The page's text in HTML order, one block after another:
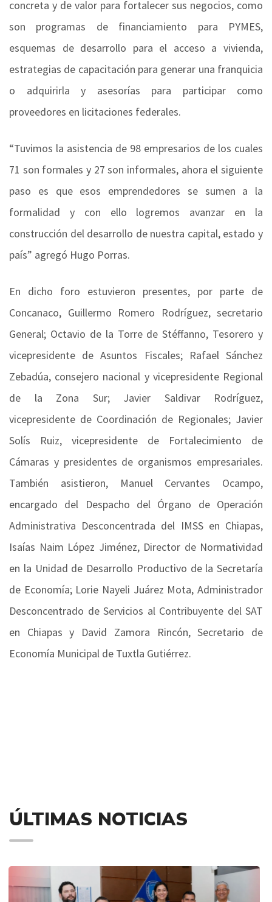
concreta y de valor para fortalecer sus negocios, como
son programas de financiamiento para PYMES,
esquemas de desarrollo para el acceso a vivienda,
estrategias de capacitación para generar una franquicia
o adquirirla y asesorías para participar como
proveedores en licitaciones federales.
“Tuvimos la asistencia de 98 empresarios de los cuales
71 son formales y 27 son informales, ahora el siguiente
paso es que esos emprendedores se sumen a la
formalidad y con ello logremos avanzar en la
construcción del desarrollo de nuestra capital, estado y
país” agregó Hugo Porras.
En dicho foro estuvieron presentes, por parte de
Concanaco, Guillermo Romero Rodríguez, secretario
General; Octavio de la Torre de Stéffanno, Tesorero y
vicepresidente de Asuntos Fiscales; Rafael Sánchez
Zebadúa, consejero nacional y vicepresidente Regional
de la Zona Sur; Javier Saldivar Rodríguez,
vicepresidente de Coordinación de Regionales; Javier
Solís Ruiz, vicepresidente de Fortalecimiento de
Cámaras y presidentes de organismos empresariales.
También asistieron, Manuel Cervantes Ocampo,
encargado del Despacho del Órgano de Operación
Administrativa Desconcentrada del IMSS en Chiapas,
Isaías Naim López Jiménez, Director de Normatividad
en la Unidad de Desarrollo Productivo de la Secretaría
de Economía; Lorie Nayeli Juárez Mota, Administrador
Desconcentrado de Servicios al Contribuyente del SAT
en Chiapas y David Zamora Rincón, Secretario de
Economía Municipal de Tuxtla Gutiérrez.
ÚLTIMAS NOTICIAS